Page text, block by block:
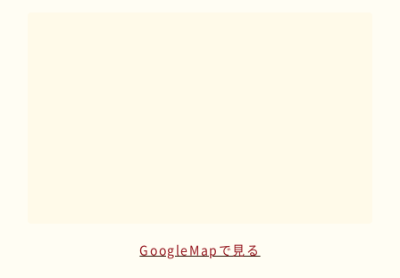
GoogleMapで見る